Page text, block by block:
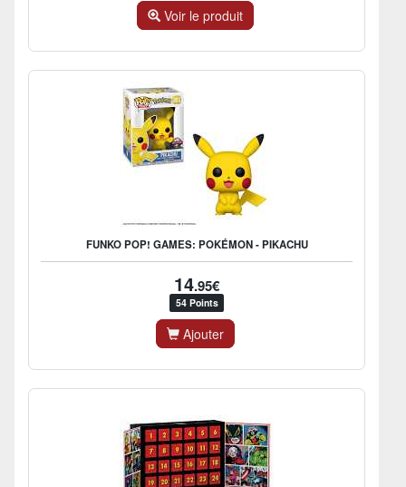
Voir le produit
FUNKO POP! GAMES: POKÉMON - PIKACHU
14.95€
54 Points
Ajouter